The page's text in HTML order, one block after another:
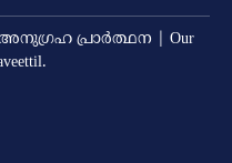
പ്രാർത്ഥന | Our